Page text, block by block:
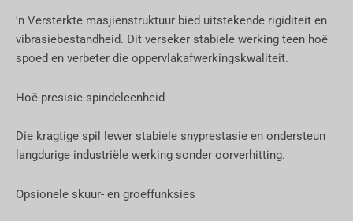
'n Versterkte masjienstruktuur bied uitstekende rigiditeit en
vibrasiebestandheid. Dit verseker stabiele werking teen hoë
spoed en verbeter die oppervlakafwerkingskwaliteit.
Hoë-presisie-spindeleenheid
Die kragtige spil lewer stabiele snyprestasie en ondersteun
langdurige industriële werking sonder oorverhitting.
Opsionele skuur- en groeffunksies